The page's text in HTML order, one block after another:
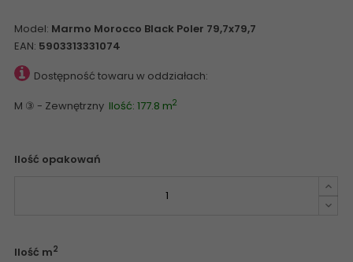
Model: Marmo Morocco Black Poler 79,7x79,7
EAN: 5903313331074
Dostępność towaru w oddziałach:
M ③ - Zewnętrzny Ilość: 177.8 m2
Ilość opakowań
Ilość m2